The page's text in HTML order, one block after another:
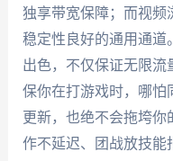
独享带宽保障；而视频
稳定性良好的通用通道。
出色，不仅保证无限流
保你在打游戏时，哪怕
更新，也绝不会拖垮
作不延迟、团战放技能